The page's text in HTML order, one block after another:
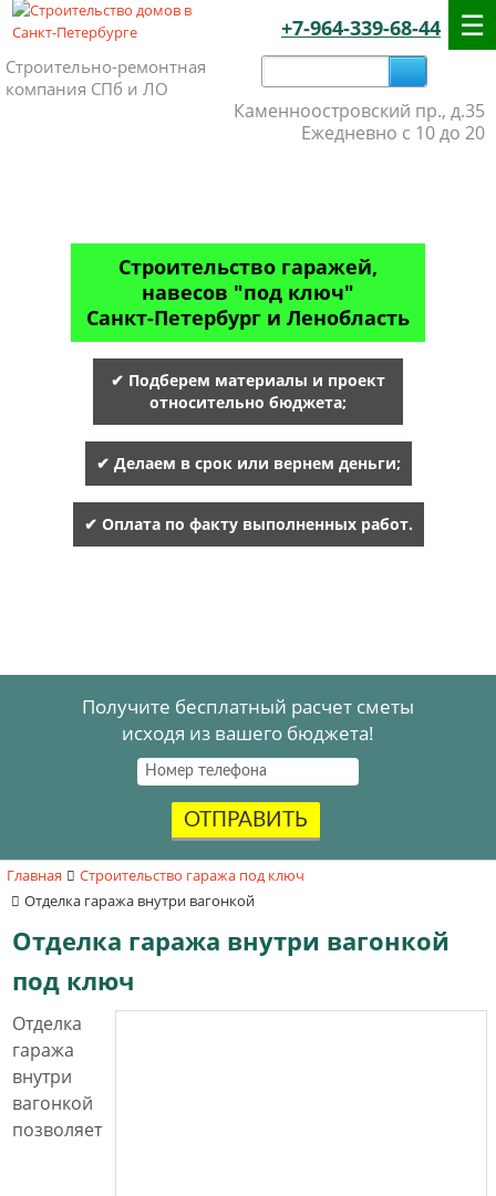
+7-964-339-68-44
Строительно-ремонтная
компания СПб и ЛО
Каменноостровский пр., д.35
Ежедневно с 10 до 20
Строительство гаражей,
навесов "под ключ"
Санкт-Петербург и Ленобласть
✔ Подберем материалы и проект
относительно бюджета;
✔ Делаем в срок или вернем деньги;
✔ Оплата по факту выполненных работ.
Получите бесплатный расчет сметы
исходя из вашего бюджета!
ОТПРАВИТЬ
Главная
Строительство гаража под ключ
Отделка гаража внутри вагонкой
Отделка гаража внутри вагонкой
под ключ
Отделка
гаража
внутри
вагонкой
позволяет